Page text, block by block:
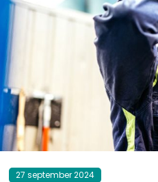
27 september 2024